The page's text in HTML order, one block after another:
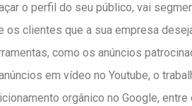
o perfil do seu público, vai
os clientes que a sua empresa
como os anúncios
em vídeo no Youtube, o
orgânico no Google,